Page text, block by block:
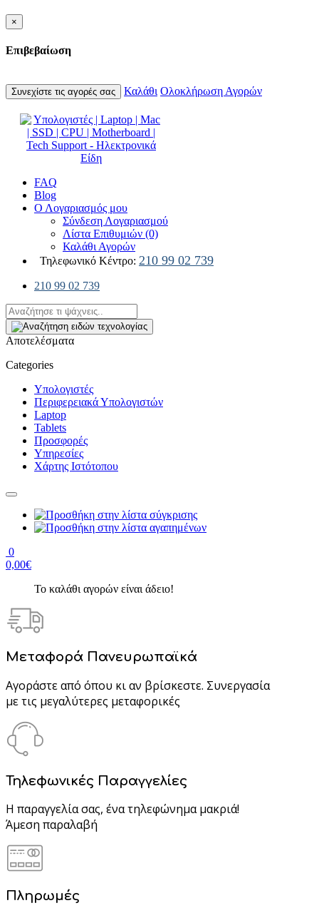
×
Επιβεβαίωση
Συνεχίστε τις αγορές σας Καλάθι Ολοκλήρωση Αγορών
FAQ
Blog
Ο Λογαριασμός μου
Σύνδεση Λογαριασμού
Λίστα Επιθυμιών (0)
Καλάθι Αγορών
Τηλεφωνικό Κέντρο: 210 99 02 739
210 99 02 739
Αποτελέσματα
Categories
Υπολογιστές
Περιφερειακά Υπολογιστών
Laptop
Tablets
Προσφορές
Υπηρεσίες
Χάρτης Ιστότοπου
0
0,00€
Το καλάθι αγορών είναι άδειο!
Μεταφορά Πανευρωπαϊκά
Αγοράστε από όπου κι αν βρίσκεστε. Συνεργασία
με τις μεγαλύτερες μεταφορικές
Τηλεφωνικές Παραγγελίες
Η παραγγελία σας, ένα τηλεφώνημα μακριά!
Άμεση παραλαβή
Πληρωμές